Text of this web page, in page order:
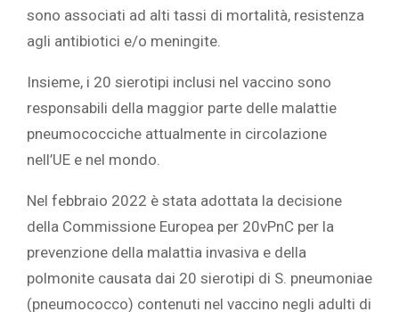
sono associati ad alti tassi di mortalità, resistenza
agli antibiotici e/o meningite.
Insieme, i 20 sierotipi inclusi nel vaccino sono
responsabili della maggior parte delle malattie
pneumococciche attualmente in circolazione
nell’UE e nel mondo.
Nel febbraio 2022 è stata adottata la decisione
della Commissione Europea per 20vPnC per la
prevenzione della malattia invasiva e della
polmonite causata dai 20 sierotipi di S. pneumoniae
(pneumococco) contenuti nel vaccino negli adulti di